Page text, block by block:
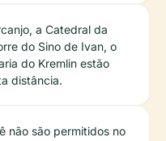
a Catedral da
do Sino de Ivan, o
do Kremlin estão
distância.
não são permitidos no